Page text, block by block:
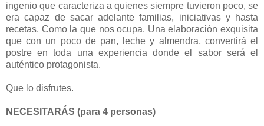
ingenio que caracteriza a quienes siempre tuvieron poco, se
era capaz de sacar adelante familias, iniciativas y hasta
recetas. Como la que nos ocupa. Una elaboración exquisita
que con un poco de pan, leche y almendra, convertirá el
postre en toda una experiencia donde el sabor será el
auténtico protagonista.
Que lo disfrutes.
NECESITARÁS (para 4 personas)